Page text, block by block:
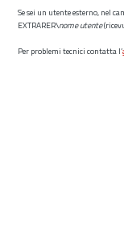
Se sei un utente esterno, nel
EXTRARER\nome utente
Per problemi tecnici contatta l’